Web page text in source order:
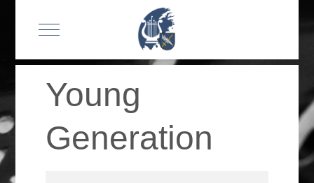
Mobile Menu Toggle
Young
Generation